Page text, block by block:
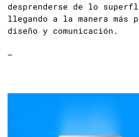
desprenderse de lo
llegando a la manera más
diseño y comunicación.
—